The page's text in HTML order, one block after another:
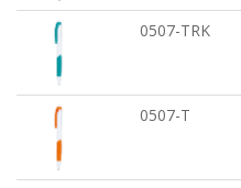
0507-TRK
0507-T